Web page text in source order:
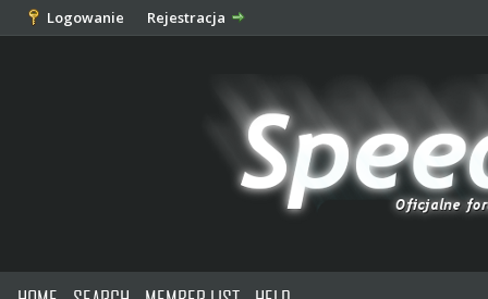
Logowanie Rejestracja